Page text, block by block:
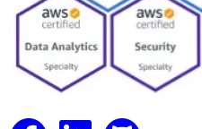
FacebookLinkedIn GitHub